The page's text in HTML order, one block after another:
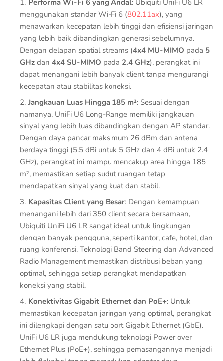
Performa Wi-Fi 6 yang Andal: Ubiquiti UniFi U6 LR
menggunakan standar Wi-Fi 6 (802.11ax), yang
menawarkan kecepatan lebih tinggi dan efisiensi jaringan
yang lebih baik dibandingkan generasi sebelumnya.
Dengan delapan spatial streams (4x4 MU-MIMO pada 5
GHz dan 4x4 SU-MIMO pada 2.4 GHz), perangkat ini
dapat menangani lebih banyak client tanpa mengurangi
kecepatan atau stabilitas koneksi.
Jangkauan Luas Hingga 185 m²: Sesuai dengan
namanya, UniFi U6 Long-Range memiliki jangkauan
sinyal yang lebih luas dibandingkan dengan AP standar.
Dengan daya pancar maksimum 26 dBm dan antena
berdaya tinggi (5.5 dBi untuk 5 GHz dan 4 dBi untuk 2.4
GHz), perangkat ini mampu mencakup area hingga 185
m², memastikan setiap sudut ruangan tetap
mendapatkan sinyal yang kuat dan stabil.
Kapasitas Client yang Besar: Dengan kemampuan
menangani lebih dari 350 client secara bersamaan,
Ubiquiti UniFi U6 LR sangat ideal untuk lingkungan
dengan banyak pengguna, seperti kantor, cafe, hotel, dan
ruang konferensi. Teknologi Band Steering dan Advanced
Radio Management memastikan distribusi beban yang
optimal, sehingga setiap perangkat mendapatkan
koneksi yang stabil.
Konektivitas Gigabit Ethernet dan PoE+: Untuk
memastikan kecepatan jaringan yang optimal, perangkat
ini dilengkapi dengan satu port Gigabit Ethernet (GbE).
UniFi U6 LR juga mendukung teknologi Power over
Ethernet Plus (PoE+), sehingga pemasangannya menjadi